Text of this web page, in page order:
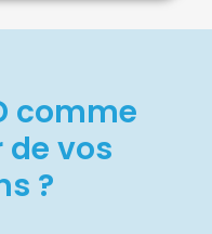
comme
vos
?